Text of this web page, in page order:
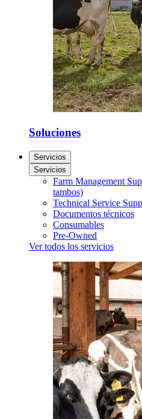
Soluciones
Servicios
Servicios
Farm Management
tambos)
Technical Service
Documentos técnicos
Consumables
Pre-Owned
Ver todos los servicios